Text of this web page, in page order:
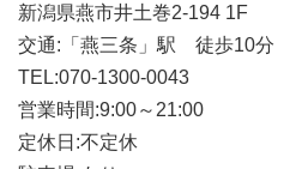
新潟県燕市井土巻2-194 1F
交通:「燕三条」駅 徒歩10分
TEL:070-1300-0043
営業時間:9:00～21:00
定休日:不定休